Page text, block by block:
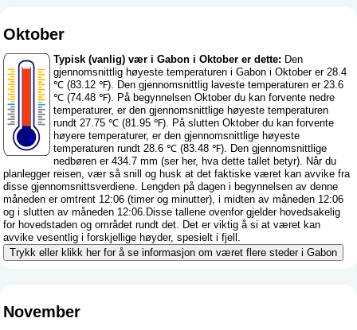
Oktober
Typisk (vanlig) vær i Gabon i Oktober er dette: Den
gjennomsnittlig høyeste temperaturen i Gabon i Oktober er 28.4
℃ (83.12 ℉). Den gjennomsnittlig laveste temperaturen er 23.6
℃ (74.48 ℉). På begynnelsen Oktober du kan forvente nedre
temperaturer, er den gjennomsnittlige høyeste temperaturen
rundt 27.75 ℃ (81.95 ℉). På slutten Oktober du kan forvente
høyere temperaturer, er den gjennomsnittlige høyeste
temperaturen rundt 28.6 ℃ (83.48 ℉). Den gjennomsnittlige
nedbøren er 434.7 mm (ser her, hva dette tallet betyr). Når du
planlegger reisen, vær så snill og husk at det faktiske været kan avvike fra
disse gjennomsnittsverdiene. Lengden på dagen i begynnelsen av denne
måneden er omtrent 12:06 (timer og minutter), i midten av måneden 12:06
og i slutten av måneden 12:06.Disse tallene ovenfor gjelder hovedsakelig
for hovedstaden og området rundt det. Det er viktig å si at været kan
avvike vesentlig i forskjellige høyder, spesielt i fjell.
Trykk eller klikk her for å se informasjon om været flere steder i Gabon
November